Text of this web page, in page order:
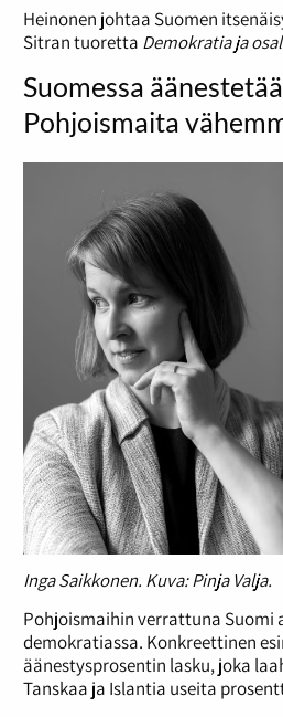
Heinonen johtaa Suomen
Sitran tuoretta Demokratia ja
Suomessa
Pohjoismaita
Inga Saikkonen. Kuva: Pinja Valja.
Pohjoismaihin verrattuna Suomi
demokratiassa. Konkreettinen
äänestysprosentin lasku, joka
Tanskaa ja Islantia useita